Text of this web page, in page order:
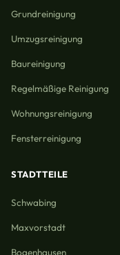
Grundreinigung
Umzugsreinigung
Baureinigung
Regelmäßige Reinigung
Wohnungsreinigung
Fensterreinigung
STADTTEILE
Schwabing
Maxvorstadt
Bogenhausen